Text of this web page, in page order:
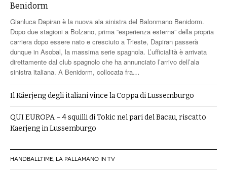
Benidorm
Gianluca Dapiran è la nuova ala sinistra del Balonmano Benidorm.
Dopo due stagioni a Bolzano, prima “esperienza esterna” della propria
carriera dopo essere nato e cresciuto a Trieste, Dapiran passerà
dunque in Asobal, la massima serie spagnola. L’ufficialità è arrivata
direttamente dal club spagnolo che ha annunciato l’arrivo dell’ala
sinistra italiana. A Benidorm, collocata fra…
Il Käerjeng degli italiani vince la Coppa di Lussemburgo
QUI EUROPA – 4 squilli di Tokic nel pari del Bacau, riscatto
Kaerjeng in Lussemburgo
HANDBALLTIME, LA PALLAMANO IN TV